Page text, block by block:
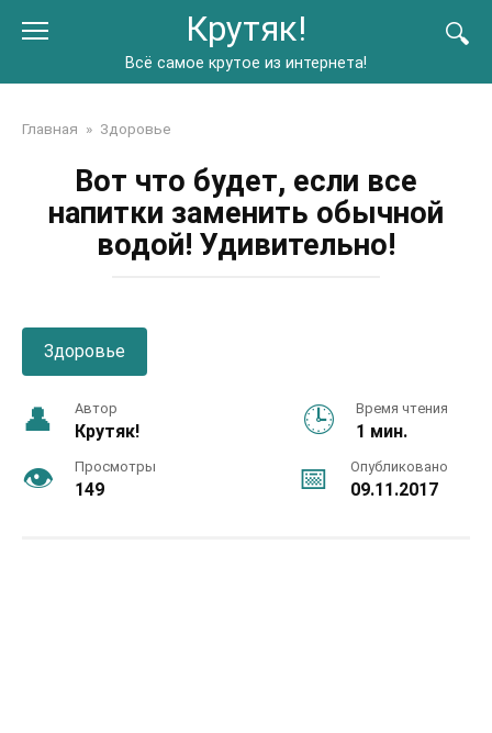
Крутяк!
Всё самое крутое из интернета!
Главная » Здоровье
Вот что будет, если все
напитки заменить обычной
водой! Удивительно!
Здоровье
Автор
Крутяк!
Время чтения
1 мин.
Просмотры
149
Опубликовано
09.11.2017